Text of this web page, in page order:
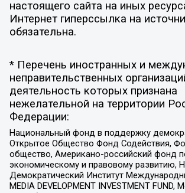
настоящего сайта на иных
Интернет гиперссылка на
обязательна.
* Перечень иностранных и
неправительственных
деятельность которых признана
нежелательной на территории
Федерации:
Национальный фонд в поддержку
Открытое Общество Фонд Содействия,
общество, Американо-российский фонд
экономическому и правовому развитию,
Демократический Институт
MEDIA DEVELOPMENT INVESTMENT